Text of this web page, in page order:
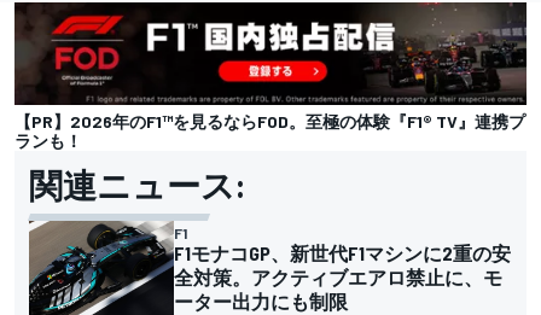
【PR】2026年のF1™を見るならFOD。至極の体験『F1® TV』連携プ
ランも！
関連ニュース:
F1
F1モナコGP、新世代F1マシンに2重の安
全対策。アクティブエアロ禁止に、モ
ーター出力にも制限